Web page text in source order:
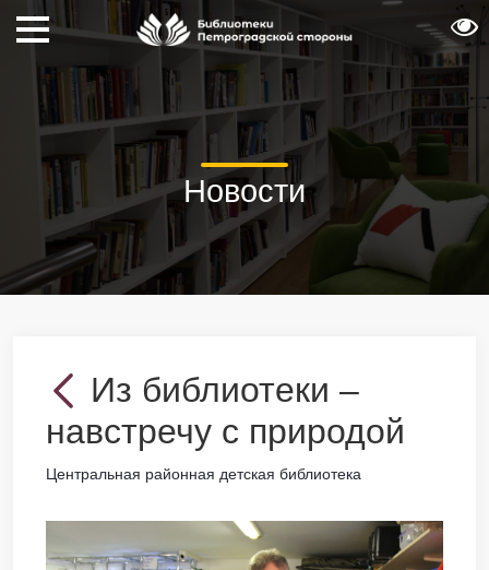
Новости
Из библиотеки –
навстречу с природой
Центральная районная детская библиотека